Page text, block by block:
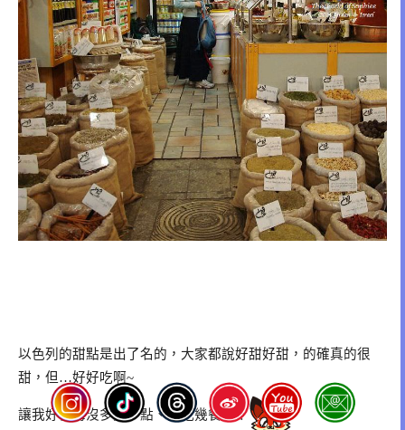
以色列的甜點是出了名的，大家都說好甜好甜，的確真的很
甜，但…好好吃啊~
讓我好後悔沒多買一點、多吃幾餐呢！